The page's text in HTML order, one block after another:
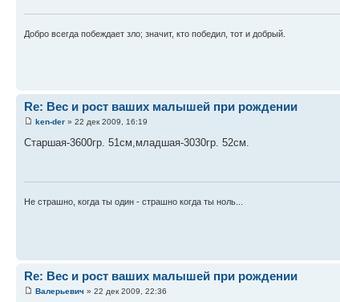
Добро всегда побеждает зло; значит, кто победил, тот и добрый.
Re: Вес и рост ваших малышей при рождении
ken-der » 22 дек 2009, 16:19
Старшая-3600гр. 51см,младшая-3030гр. 52см.
Не страшно, когда ты один - страшно когда ты ноль...
Re: Вес и рост ваших малышей при рождении
Валерьевич » 22 дек 2009, 22:36